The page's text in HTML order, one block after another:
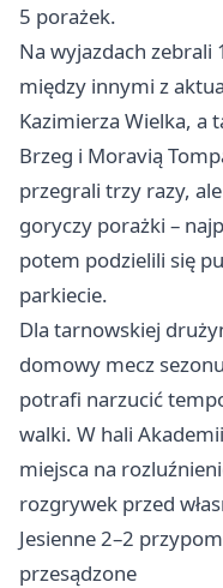
5 porażek.
Na wyjazdach
między innymi z
Kazimierza Wielka, a
Brzeg i Moravią
przegrali trzy razy,
goryczy porażki –
potem podzielili się
parkiecie.
Dla tarnowskiej
domowy mecz
potrafi narzucić
walki. W hali
miejsca na
rozgrywek przed
Jesienne 2–2
przesądzone